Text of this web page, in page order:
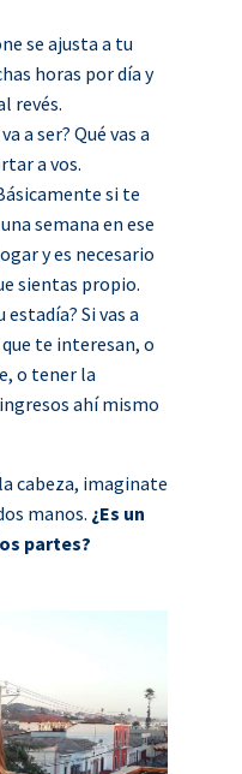
se ajusta a tu
horas por día y
revés.
a ser? Qué vas a
a vos.
si te
semana en ese
y es necesario
sientas propio.
Si vas a
te interesan, o
o tener la
ahí mismo
cabeza, imaginate
manos. ¿Es un
partes?